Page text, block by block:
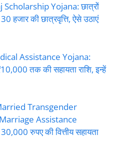
Yojana: छात्रों
हजार की छात्रवृत्ति, ऐसे उठाएं
Assistance Yojana:
तक की सहायता राशि, इन्हें
Transgender
Assistance
रुपए की वित्तीय सहायता